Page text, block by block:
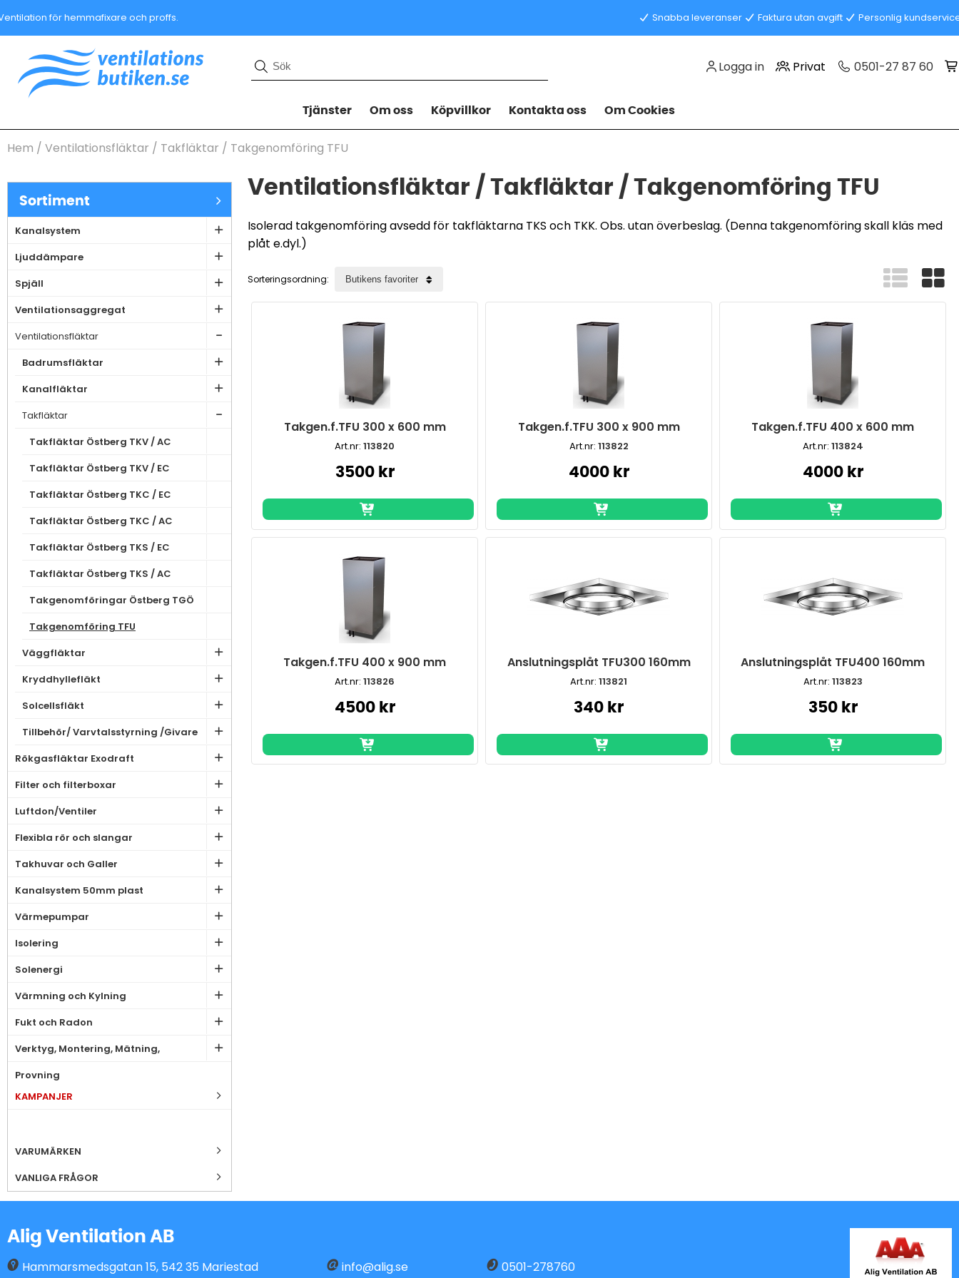
för hemmafixare och proffs. Snabba leveranser Faktura utan avgift Personlig
0501-27 87 60
Privat
Logga in
Tjänster Om oss Köpvillkor Kontakta oss Om Cookies
Hem / Ventilationsfläktar / Takfläktar / Takgenomföring TFU
Sortiment
Kanalsystem
Ljuddämpare
Spjäll
Ventilationsaggregat
Ventilationsfläktar
Badrumsfläktar
Kanalfläktar
Takfläktar
Takfläktar Östberg TKV / AC
Takfläktar Östberg TKV / EC
Takfläktar Östberg TKC / EC
Takfläktar Östberg TKC / AC
Takfläktar Östberg TKS / EC
Takfläktar Östberg TKS / AC
Takgenomföringar Östberg TGÖ
Takgenomföring TFU
Väggfläktar
Kryddhyllefläkt
Solcellsfläkt
Tillbehör/ Varvtalsstyrning /Givare
Rökgasfläktar Exodraft
Filter och filterboxar
Luftdon/Ventiler
Flexibla rör och slangar
Takhuvar och Galler
Kanalsystem 50mm plast
Värmepumpar
Isolering
Solenergi
Värmning och Kylning
Fukt och Radon
Verktyg, Montering, Mätning,
Provning
KAMPANJER
VARUMÄRKEN
VANLIGA FRÅGOR
Ventilationsfläktar / Takfläktar / Takgenomföring TFU
Isolerad takgenomföring avsedd för takfläktarna TKS och TKK. Obs. utan överbeslag. (Denna takgenomföring skall kläs med
plåt e.dyl.)
Sorteringsordning:
Takgen.f.TFU 300 x 600 mm
Art.nr:113820
3500 kr
Takgen.f.TFU 300 x 900 mm
Art.nr: 113822
4000 kr
Takgen.f.TFU 400 x 600 mm
Art.nr: 113824
4000 kr
Takgen.f.TFU 400 x 900 mm
Art.nr:113826
4500 kr
Anslutningsplåt TFU300 160mm
Art.nr:113821
340 kr
Anslutningsplåt TFU400 160mm
Art.nr: 113823
350 kr
Alig Ventilation AB
Hammarsmedsgatan 15, 542 35 Mariestad info@alig.se 0501-278760